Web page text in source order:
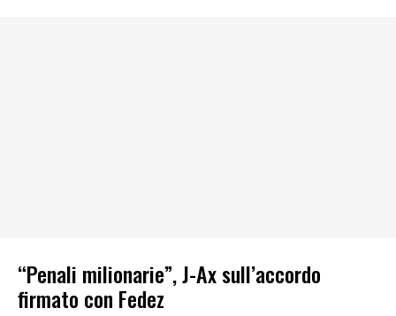
“Penali milionarie”, J-Ax sull’accordo
firmato con Fedez